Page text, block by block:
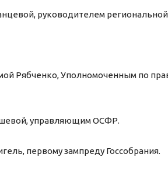
руководителем
Рябченко, Уполномоченным по
управляющим ОСФР.
первому зампреду Госсобрания.